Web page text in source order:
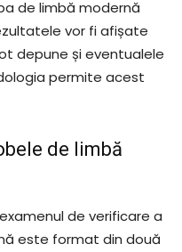
de limbă modernă
vor fi afișate
depune și eventualele
permite acest
de limbă
de verificare a
este format din două